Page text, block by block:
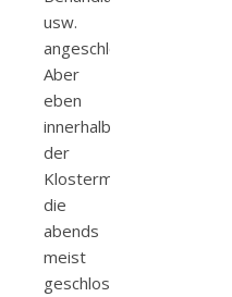
usw.
angeschlossen.
Aber
eben
innerhalb
der
Klostermauern,
die
abends
meist
geschlossen